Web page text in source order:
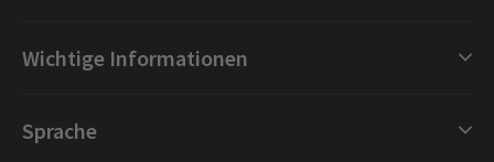
London Musicals
London Tanz
Wichtige Informationen
Buchungsschutz
Sprache